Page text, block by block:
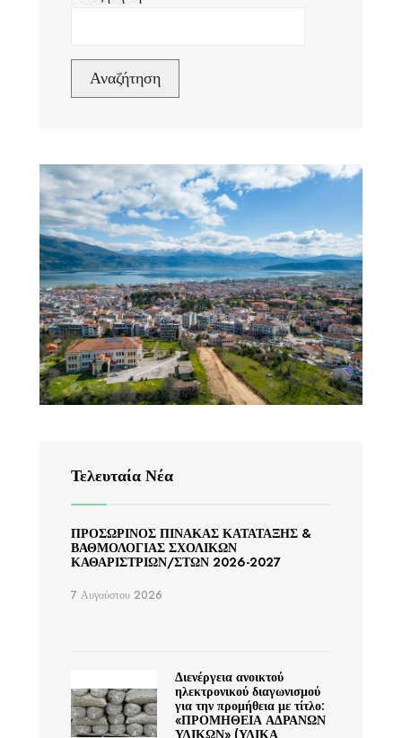
Αναζήτηση
Τελευταία Νέα
ΠΡΟΣΩΡΙΝΟΣ ΠΙΝΑΚΑΣ ΚΑΤΑΤΑΞΗΣ &
ΒΑΘΜΟΛΟΓΙΑΣ ΣΧΟΛΙΚΩΝ
ΚΑΘΑΡΙΣΤΡΙΩΝ/ΣΤΩΝ 2026-2027
7 Αυγούστου 2026
Διενέργεια ανοικτού
ηλεκτρονικού διαγωνισμού
για την προμήθεια με τίτλο:
«ΠΡΟΜΗΘΕΙΑ ΑΔΡΑΝΩΝ
ΥΛΙΚΩΝ» (ΥΛΙΚΑ